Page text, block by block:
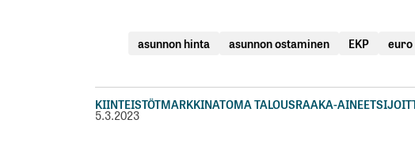
asunnon hinta asunnon ostaminen EKP euro
KIINTEISTÖTMARKKINATOMA TALOUSRAAKA-AINEET
5.3.2023